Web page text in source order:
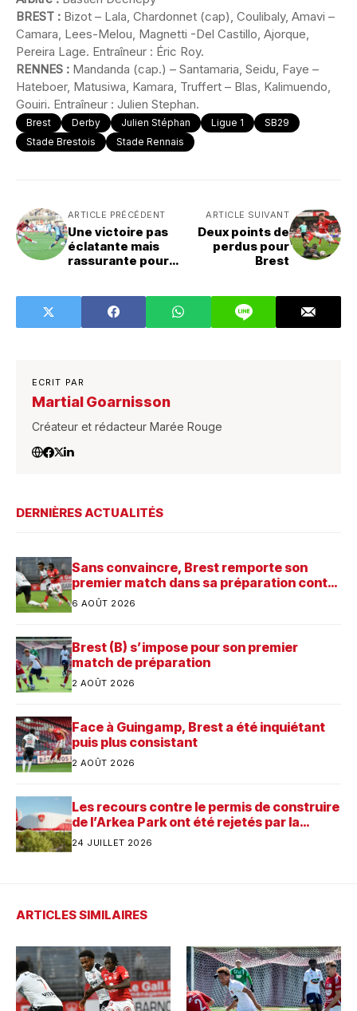
BREST : Bizot – Lala, Chardonnet (cap), Coulibaly, Amavi –
Camara, Lees-Melou, Magnetti -Del Castillo, Ajorque,
Pereira Lage. Entraîneur : Éric Roy.
RENNES : Mandanda (cap.) – Santamaria, Seidu, Faye –
Hateboer, Matusiwa, Kamara, Truffert – Blas, Kalimuendo,
Gouiri. Entraîneur : Julien Stephan.
Brest Derby Julien Stéphan Ligue 1
SB29
Stade Brestois
Stade Rennais
ARTICLE PRÉCÉDENT
Une victoire pas
éclatante mais
rassurante pour
ARTICLE SUIVANT
Deux points de
perdus pour
Brest
ECRIT PAR
Martial Goarnisson
Créateur et rédacteur Marée Rouge
DERNIÈRES ACTUALITÉS
Sans convaincre, Brest remporte son
premier match dans sa préparation contre
Saint-Brieuc
6 AOÛT 2026
Brest (B) s’impose pour son premier
match de préparation
2 AOÛT 2026
Face à Guingamp, Brest a été inquiétant
puis plus consistant
2 AOÛT 2026
Les recours contre le permis de construire
de l’Arkea Park ont été rejetés par la
justice. Quelle est désormais la prochaine
24 JUILLET 2026
ARTICLES SIMILAIRES